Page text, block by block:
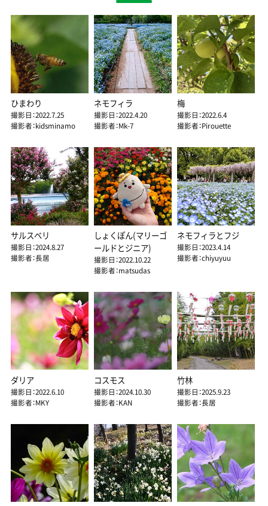
ひまわり
撮影日：2022.7.25
撮影者：kidsminamo
ネモフィラ
撮影日：2022.4.20
撮影者：Mk-7
梅
撮影日：2022.6.4
撮影者：Pirouette
サルスベリ
撮影日：2024.8.27
撮影者：長居
しょくぽん(マリーゴ
ールドとジニア)
撮影日：2022.10.22
撮影者：matsudas
ネモフィラとフジ
撮影日：2023.4.14
撮影者：chiyuyuu
ダリア
撮影日：2022.6.10
撮影者：MKY
コスモス
撮影日：2024.10.30
撮影者：KAN
竹林
撮影日：2025.9.23
撮影者：長居